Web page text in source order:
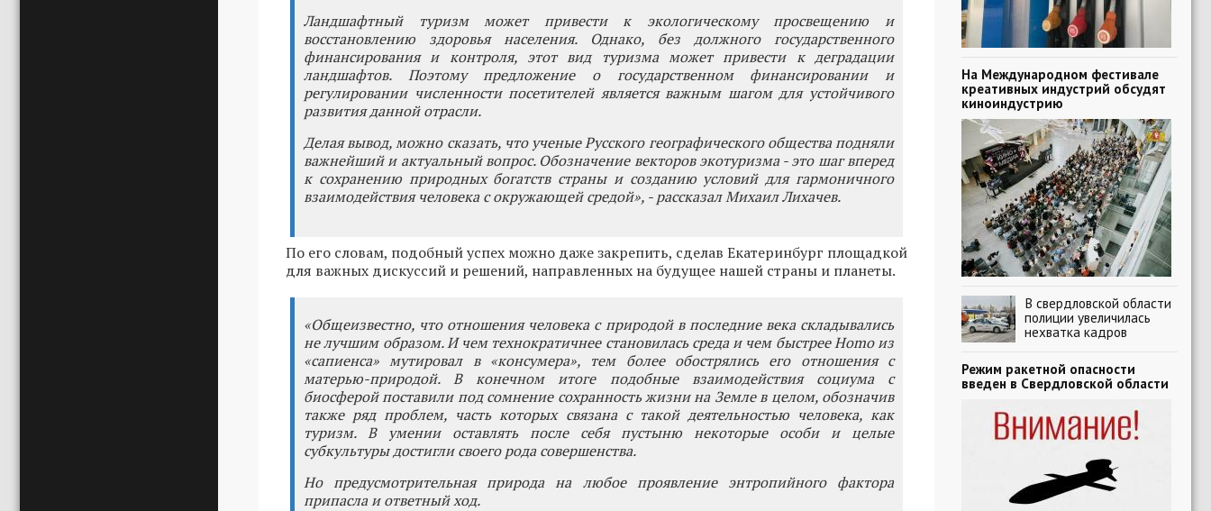
Ландшафтный туризм может привести к экологическому просвещению и
восстановлению здоровья населения. Однако, без должного государственного
финансирования и контроля, этот вид туризма может привести к деградации
ландшафтов. Поэтому предложение о государственном финансировании и
регулировании численности посетителей является важным шагом для устойчивого
развития данной отрасли.
Делая вывод, можно сказать, что ученые Русского географического общества подняли
важнейший и актуальный вопрос. Обозначение векторов экотуризма - это шаг вперед
к сохранению природных богатств страны и созданию условий для гармоничного
взаимодействия человека с окружающей средой», - рассказал Михаил Лихачев.
По его словам, подобный успех можно даже закрепить, сделав Екатеринбург площадкой
для важных дискуссий и решений, направленных на будущее нашей страны и планеты.
«Общеизвестно, что отношения человека с природой в последние века складывались
не лучшим образом. И чем технократичнее становилась среда и чем быстрее Homo из
«сапиенса» мутировал в «консумера», тем более обострялись его отношения с
матерью-природой. В конечном итоге подобные взаимодействия социума с
биосферой поставили под сомнение сохранность жизни на Земле в целом, обозначив
также ряд проблем, часть которых связана с такой деятельностью человека, как
туризм. В умении оставлять после себя пустыню некоторые особи и целые
субкультуры достигли своего рода совершенства.
Но предусмотрительная природа на любое проявление энтропийного фактора
припасла и ответный ход.
На Международном фестивале
креативных индустрий обсудят
киноиндустрию
В свердловской области
полиции увеличилась
нехватка кадров
Режим ракетной опасности
введен в Свердловской области